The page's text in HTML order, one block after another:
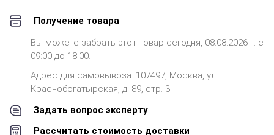
Получение товара
Вы можете забрать этот товар сегодня, 08.08.2026 г. с
09:00 до 18:00.
Адрес для самовывоза: 107497, Москва, ул.
Краснобогатырская, д. 89, стр. 3.
Задать вопрос эксперту
Рассчитать стоимость доставки